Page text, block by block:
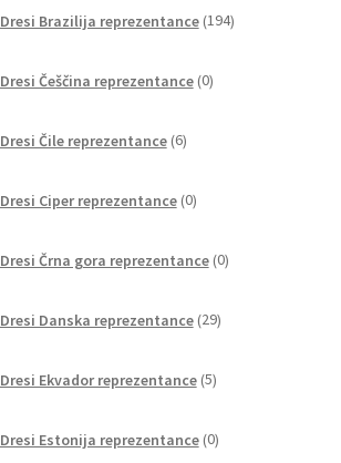
Dresi Brazilija reprezentance 194izdelkov
Dresi Češčina reprezentance 0izdelkov
Dresi Čile reprezentance 6izdelkov
Dresi Ciper reprezentance 0izdelkov
Dresi Črna gora reprezentance 0izdelkov
Dresi Danska reprezentance 29izdelkov
Dresi Ekvador reprezentance 5izdelkov
Dresi Estonija reprezentance 0izdelkov